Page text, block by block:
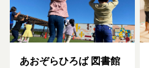
あおぞらひろば 図書館